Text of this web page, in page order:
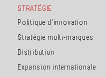
STRATÉGIE
Politique d’innovation
Stratégie multi-marques
Distribution
Expansion internationale